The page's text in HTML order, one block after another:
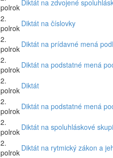
polrok Diktát na zdvojené
2.
polrok Diktát na číslovky
2.
polrok Diktát na prídavné mená
2.
polrok Diktát na podstatné mená
2.
polrok Diktát
2.
polrok Diktát na podstatné mená
2.
polrok Diktát na spoluhláskové
2.
polrok Diktát na rytmický zákon a